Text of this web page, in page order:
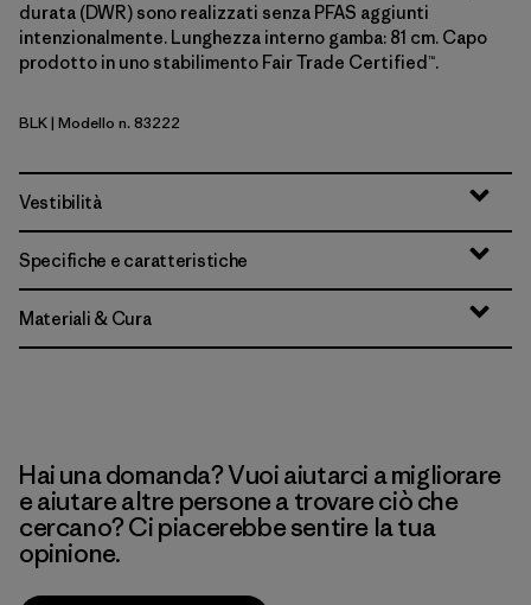
durata (DWR) sono realizzati senza PFAS aggiunti
intenzionalmente. Lunghezza interno gamba: 81 cm. Capo
prodotto in uno stabilimento Fair Trade Certified™.
Black
BLK| Modello n. 83222
Vestibilità
Specifiche e caratteristiche
Materiali & Cura
Hai una domanda? Vuoi aiutarci a migliorare
e aiutare altre persone a trovare ciò che
cercano? Ci piacerebbe sentire la tua
opinione.